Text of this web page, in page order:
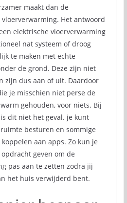
maakt dan de
Het antwoord
elektrische vloerverwarming
nat systeem of droog
te maken met echte
de grond. Deze zijn niet
zijn dus aan of uit. Daardoor
je misschien niet perse de
gehouden, voor niets. Bij
dit niet het geval. je kunt
besturen en sommige
aan apps. Zo kun je
geven om de
pas aan te zetten zodra jij
het huis verwijderd bent.